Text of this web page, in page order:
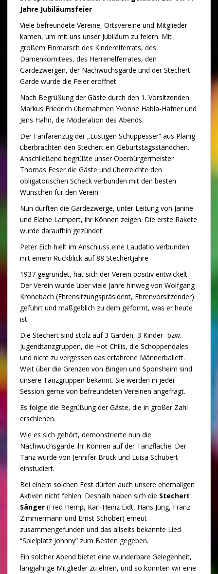
Jahre Jubiläumsfeier
Viele befreundete Vereine, Ortsvereine und Mitglieder
kamen, um mit uns unser Jubiläum zu feiern. Mit
großem Einmarsch des Kinderelferrats, des
Damenkomitees, des Herrenelferrates, den
Gardezwergen, der Nachwuchsgarde und der Stechert
Garde wurde die Feier eröffnet.
Nach Begrüßung der Gäste durch den 1. Vorsitzenden
Markus Friedrich übernahmen Yvonne Habla-Hafner und
Jens Hahn, die Moderation des Abends.
Der Fanfarenzug der „Lustigen Schuppesser“ aus Planig
überbrachten den Stechert ein Geburtstagsständchen.
Anschließend begrüßte unser Oberbürgermeister
Thomas Feser die Gäste und überreichte den
obligatorischen Scheck verbunden mit den besten
Wünschen für den Verein.
Nun durften die Gardezwerge, unter Leitung von Janine
und Elaine Lampert, ihr Können zeigen. Die erste Rakete
wurde daraufhin gezündet.
Peter Eich hielt im Anschluss eine Laudatio verbunden
mit einem Rückblick auf 88 Stechertjahre.
1937 gegründet, hat sich der Verein positiv entwickelt.
Der Verein wurde über viele Jahre hinweg von Wolfgang
Kronebach (Ehrensitzungspräsident, Ehrenvorsitzender)
geführt und maßgeblich zu dem geformt, was er heute
ist.
Die Stechert sind stolz auf 3 Garden, 3 Kinder- bzw.
Jugendtanzgruppen, die Hot Chilis, die Schoppendales
und nicht zu vergessen das erfahrene Männerballett.
Weit über die Grenzen von Bingen und Sponsheim sind
unsere Tanzgruppen bekannt. Sie werden in jeder
Session gerne von befreundeten Vereinen angefragt.
Es folgte die Begrüßung der Gäste, die in großer Zahl
erschienen.
Wie es sich gehört, demonstrierte nun die
Nachwuchsgarde ihr Können auf der Tanzfläche. Der
Tanz wurde von Jennifer Brück und Luisa Schubert
einstudiert.
Bei einem solchen Fest dürfen auch unsere ehemaligen
Aktiven nicht fehlen. Deshalb haben sich die Stechert
Sänger (Fred Hemp, Karl-Heinz Eidt, Hans Jung, Franz
Zimmermann und Ernst Schober) erneut
zusammengefunden und das allseits bekannte Lied
“Spielplatz Johnny” zum Besten gegeben.
Ein solcher Abend bietet eine wunderbare Gelegenheit,
langjährige Mitglieder zu ehren, und so konnten wir eine